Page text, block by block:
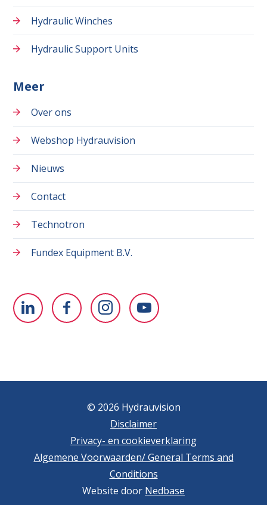
Hydraulic Winches
Hydraulic Support Units
Meer
Over ons
Webshop Hydrauvision
Nieuws
Contact
Technotron
Fundex Equipment B.V.
© 2026 Hydrauvision
Disclaimer
Privacy- en cookieverklaring
Algemene Voorwaarden/ General Terms and
Conditions
Website door Nedbase